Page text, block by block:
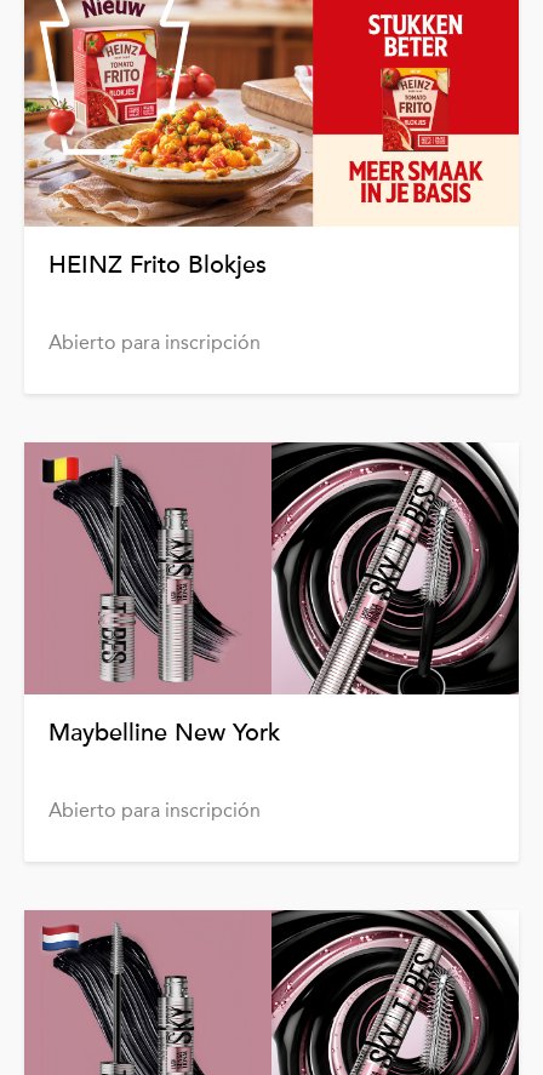
HEINZ Frito Blokjes
Abierto para inscripción
Maybelline New York
Abierto para inscripción